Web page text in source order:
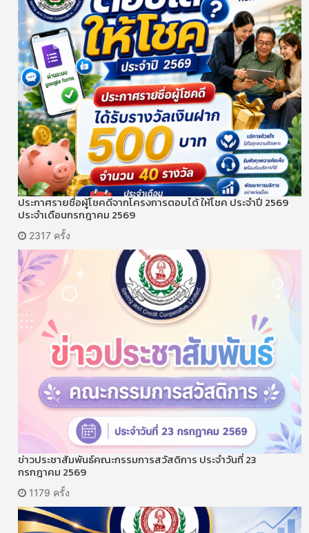
ประกาศรายชื่อผู้โชคดีจากโครงการตอบได้ ให้โชค ประจำปี 2569
ประจำเดือนกรกฎาคม 2569
2317 ครั้ง
ข่าวประชาสัมพันธ์คณะกรรมการสวัสดิการ ประจำวันที่ 23
กรกฎาคม 2569
1179 ครั้ง